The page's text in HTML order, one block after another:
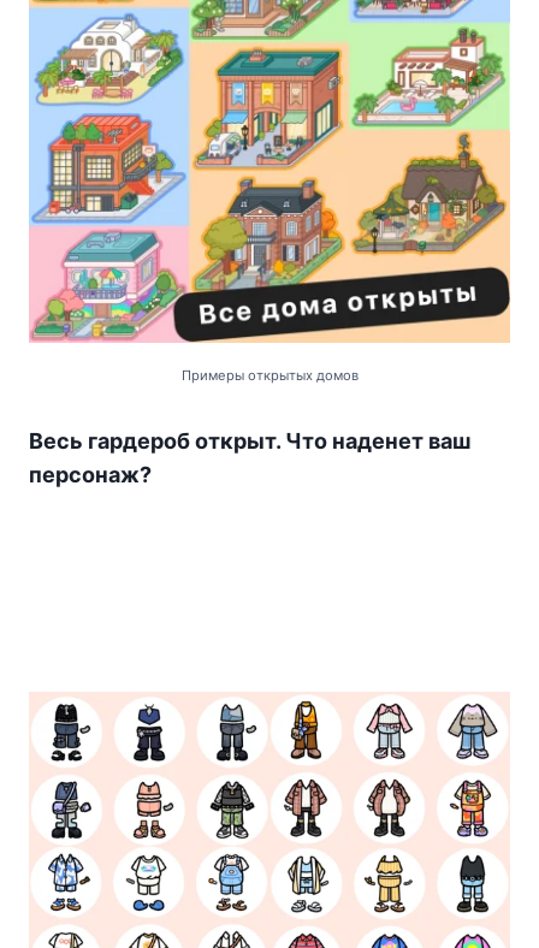
Примеры открытых домов
Весь гардероб открыт. Что наденет ваш
персонаж?